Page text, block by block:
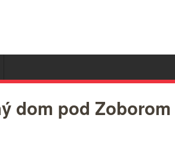
dom pod Zoborom